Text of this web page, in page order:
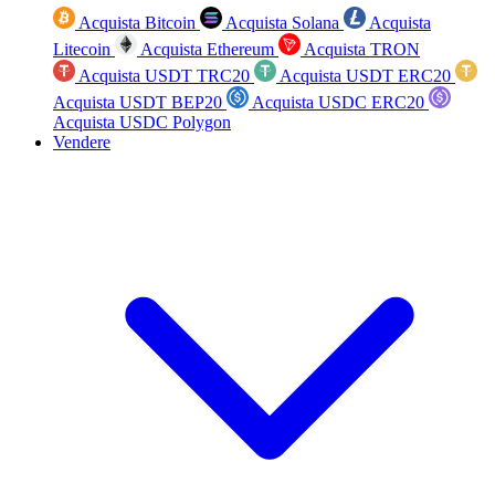
Acquista Bitcoin Acquista Solana
Acquista
Litecoin
Acquista Ethereum
Acquista TRON
Acquista USDT TRC20
Acquista USDT ERC20
Acquista USDT BEP20
Acquista USDC ERC20
Acquista USDC Polygon
Vendere